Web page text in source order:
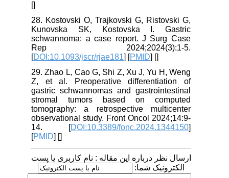
28. Kostovski O, Trajkovski G, Ristovski G,
Kunovska SK, Kostovska I. Gastric
schwannoma: a case report. J Surg Case
Rep 2024;2024(3):1-5.
[DOI:10.1093/jscr/rjae181] [PMID] [
29. Zhao L, Cao G, Shi Z, Xu J, Yu H, Weng
Z, et al. Preoperative differentiation of
gastric schwannomas and gastrointestinal
stromal tumors based on computed
tomography: a retrospective multicenter
observational study. Front Oncol 2024;14:9-
14. [DOI:10.3389/fonc.2024.1344150
[PMID] [
ارسال نظر درباره این مقاله : نام کاربری یا پست
الکترونیک شما: